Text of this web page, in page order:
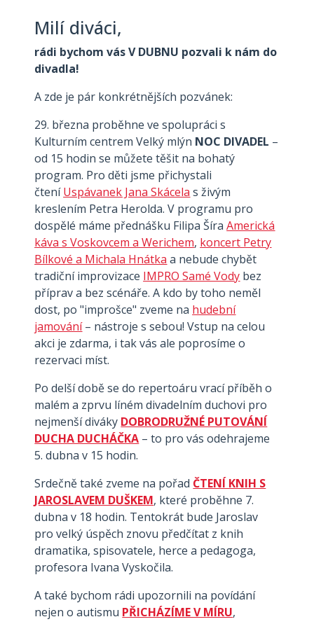
Milí diváci,
rádi bychom vás V DUBNU pozvali k nám do
divadla!
A zde je pár konkrétnějších pozvánek:
29. března proběhne ve spolupráci s
Kulturním centrem Velký mlýn NOC DIVADEL –
od 15 hodin se můžete těšit na bohatý
program. Pro děti jsme přichystali
čteníUspávanek Jana Skácela s živým
kreslením Petra Herolda. V programu pro
dospělé máme přednášku Filipa ŠíraAmerická
káva s Voskovcem a Werichem, koncert Petry
Bílkové a Michala Hnátka a nebude chybět
tradiční improvizace IMPRO Samé Vody bez
příprav a bez scénáře. A kdo by toho neměl
dost, po "improšce" zveme na hudební
jamování– nástroje s sebou! Vstup na celou
akci je zdarma, i tak vás ale poprosíme o
rezervaci míst.
Po delší době se do repertoáru vrací příběh o
malém a zprvu líném divadelním duchovi pro
nejmenší diváky DOBRODRUŽNÉ PUTOVÁNÍ
DUCHA DUCHÁČKA – to pro vás odehrajeme
5. dubna v 15 hodin.
Srdečně také zveme na pořad ČTENÍ KNIH S
JAROSLAVEM DUŠKEM, které proběhne 7.
dubna v 18 hodin. Tentokrát bude Jaroslav
pro velký úspěch znovu předčítat z knih
dramatika, spisovatele, herce a pedagoga,
profesora Ivana Vyskočila.
A také bychom rádi upozornili na povídání
nejen o autismu PŘICHÁZÍME V MÍRU,